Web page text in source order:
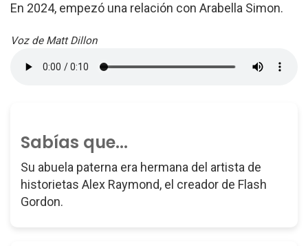
En 2024, empezó una relación con Arabella Simon.
Voz de Matt Dillon
Sabías que...
Su abuela paterna era hermana del artista de
historietas Alex Raymond, el creador de Flash
Gordon.